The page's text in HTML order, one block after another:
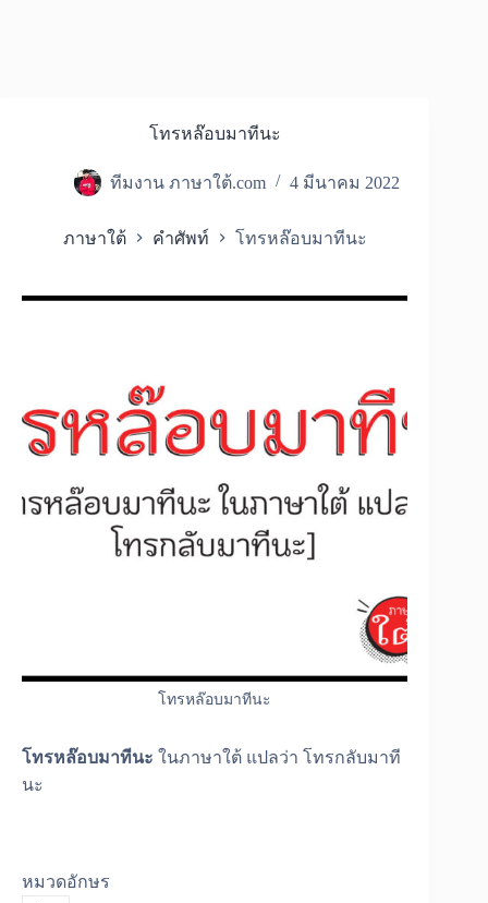
โทรหล๊อบมาทีนะ
ทีมงาน ภาษาใต้.com 4 มีนาคม 2022
ภาษาใต้ คำศัพท์ โทรหล๊อบมาทีนะ
โทรหล๊อบมาทีนะ
โทรหล๊อบมาทีนะ ในภาษาใต้ แปลว่า โทรกลับมาที
นะ
หมวดอักษร